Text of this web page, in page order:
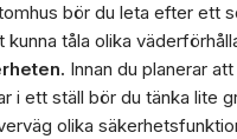
bör du leta efter ett
tåla olika
Innan du planerar
i ett ställ bör du tänka lite
olika